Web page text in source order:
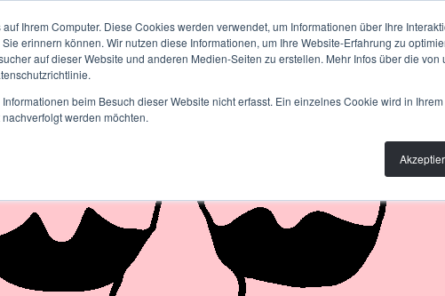
Ihrem Computer. Diese Cookies werden verwendet, um Informationen über Ihre
erinnern können. Wir nutzen diese Informationen, um Ihre Website-Erfahrung zu
auf dieser Website und anderen Medien-Seiten zu erstellen. Mehr Infos über die von
beim Besuch dieser Website nicht erfasst. Ein einzelnes Cookie wird in
werden möchten.
PLANUNG BAU WISSEN PRODUKTE ABOUT